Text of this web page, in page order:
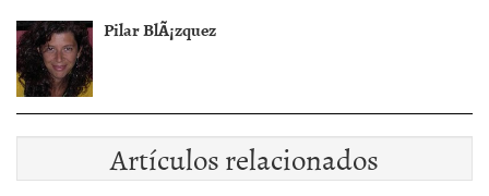
Pilar BlÃ¡zquez
Artículos relacionados